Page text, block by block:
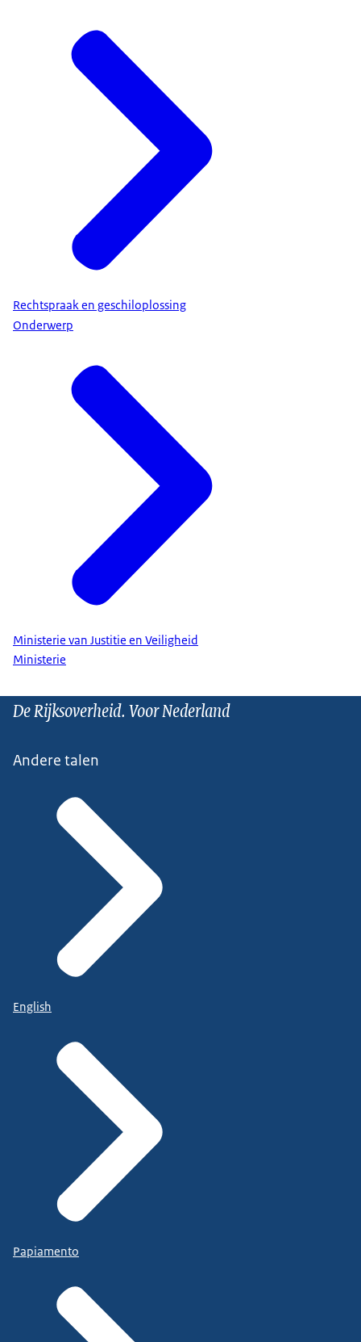
Rechtspraak en geschiloplossing
Onderwerp
Ministerie van Justitie en Veiligheid
Ministerie
De Rijksoverheid. Voor Nederland
Andere talen
English
Papiamento